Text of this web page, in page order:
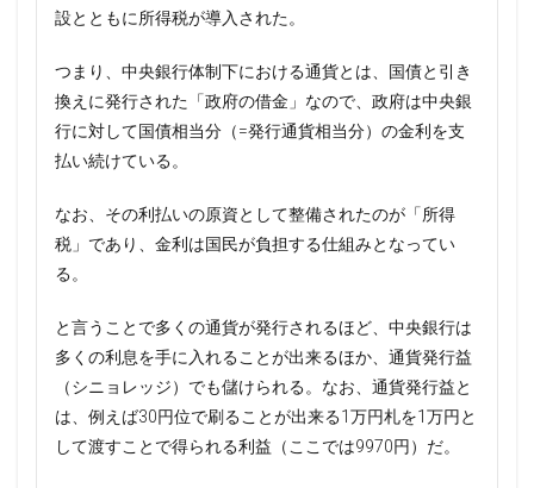
設とともに所得税が導入された。
つまり、中央銀行体制下における通貨とは、国債と引き
換えに発行された「政府の借金」なので、政府は中央銀
行に対して国債相当分（=発行通貨相当分）の金利を支
払い続けている。
なお、その利払いの原資として整備されたのが「所得
税」であり、金利は国民が負担する仕組みとなってい
る。
と言うことで多くの通貨が発行されるほど、中央銀行は
多くの利息を手に入れることが出来るほか、通貨発行益
（シニョレッジ）でも儲けられる。なお、通貨発行益と
は、例えば30円位で刷ることが出来る1万円札を1万円と
して渡すことで得られる利益（ここでは9970円）だ。